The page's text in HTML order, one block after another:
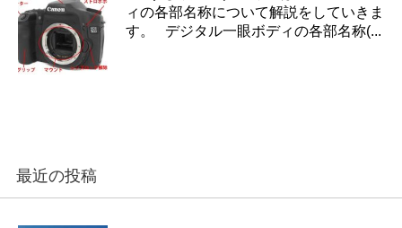
ィの各部名称について解説をしていきま
す。 デジタル一眼ボディの各部名称(...
最近の投稿